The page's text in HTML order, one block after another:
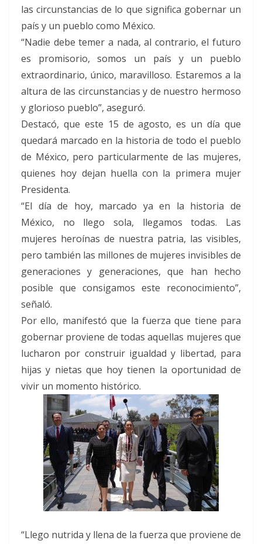
las circunstancias de lo que significa gobernar un
país y un pueblo como México.
“Nadie debe temer a nada, al contrario, el futuro
es promisorio, somos un país y un pueblo
extraordinario, único, maravilloso. Estaremos a la
altura de las circunstancias y de nuestro hermoso
y glorioso pueblo”, aseguró.
Destacó, que este 15 de agosto, es un día que
quedará marcado en la historia de todo el pueblo
de México, pero particularmente de las mujeres,
quienes hoy dejan huella con la primera mujer
Presidenta.
“El día de hoy, marcado ya en la historia de
México, no llego sola, llegamos todas. Las
mujeres heroínas de nuestra patria, las visibles,
pero también las millones de mujeres invisibles de
generaciones y generaciones, que han hecho
posible que consigamos este reconocimiento”,
señaló.
Por ello, manifestó que la fuerza que tiene para
gobernar proviene de todas aquellas mujeres que
lucharon por construir igualdad y libertad, para
hijas y nietas que hoy tienen la oportunidad de
vivir un momento histórico.
“Llego nutrida y llena de la fuerza que proviene de